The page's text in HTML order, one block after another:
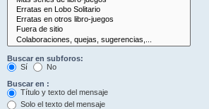
Buscar en subforos:
Sí
No
Buscar en :
Título y texto del mensaje
Solo el texto del mensaje